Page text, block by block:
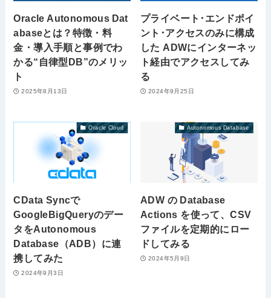
Oracle Autonomous Dat
abaseとは？特徴・料
金・導入手順と事例でわ
かる“自律型DB”のメリッ
ト
2025年8月13日
プライベート･エンドポイ
ント･アクセスのみに構成
した ADWにインターネッ
ト経由でアクセスしてみ
る
2024年9月25日
Oracle Cloud
CData Syncで
GoogleBigQueryのデー
タをAutonomous
Database（ADB）に連
携してみた
2024年9月3日
Autonomous Database
ADW の Database
Actions を使って、CSV
ファイルを定期的にロー
ドしてみる
2024年5月9日